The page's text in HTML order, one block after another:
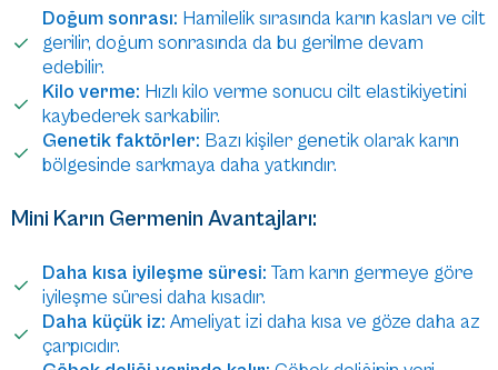
Doğum sonrası: Hamilelik sırasında karın kasları ve cilt
gerilir, doğum sonrasında da bu gerilme devam
edebilir.
Kilo verme: Hızlı kilo verme sonucu cilt elastikiyetini
kaybederek sarkabilir.
Genetik faktörler: Bazı kişiler genetik olarak karın
bölgesinde sarkmaya daha yatkındır.
Mini Karın Germenin Avantajları:
Daha kısa iyileşme süresi: Tam karın germeye göre
iyileşme süresi daha kısadır.
Daha küçük iz: Ameliyat izi daha kısa ve göze daha az
çarpıcıdır.